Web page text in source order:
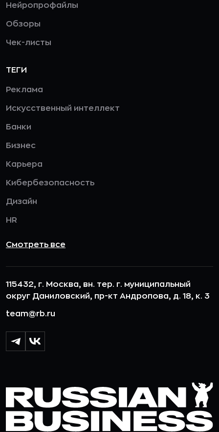
Нейропрофайлы
Обзоры
Чек-листы
ТЕГИ
Реклама
Искусственный интеллект
Банки
Бизнес
Карьера
Кибербезопасность
Дизайн
HR
Смотреть все
115432, г. Москва, вн. тер. г. муниципальный
округ Даниловский, пр-кт Андропова, д. 18, к. 3
team@rb.ru